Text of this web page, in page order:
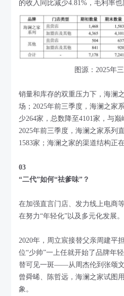
的收入同比减少4.81%，毛利率也
图源：2025年
销量和库存的双重压力下，海澜
场；2025年前三季度，海澜之家
少264家，总数降至4101家，与巅
2025年前三季度，海澜之家系列
1583家；海澜之家的渠道结构正
03
“二代”如何“祛爹味”？
在加强直言门店、发力线上电商
在努力“年轻化”以及多元化发展。
2020年，周立宸接替父亲周建平
位“少帅”一上任就开始了品牌年
替可见一斑——从周杰伦到张颂文
曾舜晞、陈哲远，海澜之家试图
象。